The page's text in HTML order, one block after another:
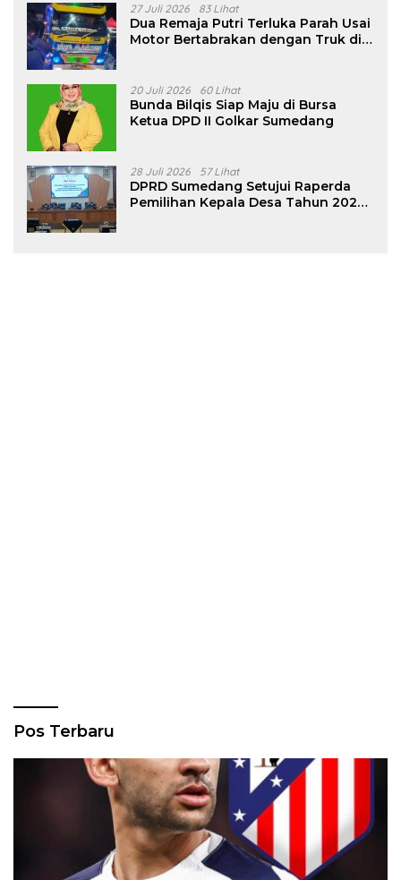
27 Juli 2026 83 Lihat
Dua Remaja Putri Terluka Parah Usai
Motor Bertabrakan dengan Truk di
20 Juli 2026 60 Lihat
Bunda Bilqis Siap Maju di Bursa
Ketua DPD II Golkar Sumedang
28 Juli 2026 57 Lihat
DPRD Sumedang Setujui Raperda
Pemilihan Kepala Desa Tahun 2026
Pos Terbaru